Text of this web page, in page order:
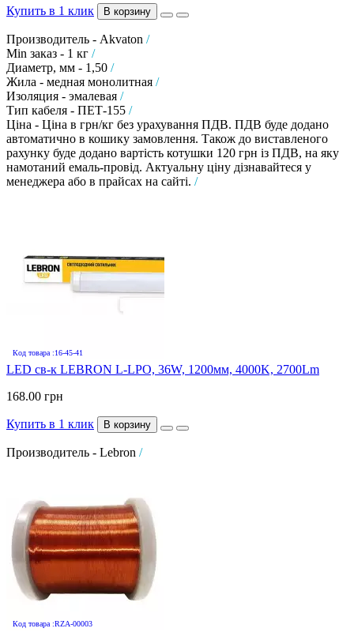
Купить в 1 клик В корзину
Производитель - Akvaton /
Min заказ - 1 кг /
Диаметр, мм - 1,50 /
Жила - медная монолитная /
Изоляция - эмалевая /
Тип кабеля - ПЕТ-155 /
Ціна - Ціна в грн/кг без урахування ПДВ. ПДВ буде додано
автоматично в кошику замовлення. Також до виставленого
рахунку буде додано вартість котушки 120 грн із ПДВ, на яку
намотаний емаль-провід. Актуальну ціну дізнавайтеся у
менеджера або в прайсах на сайті. /
Код товара :16-45-41
LED св-к LEBRON L-LPO, 36W, 1200мм, 4000K, 2700Lm
168.00 грн
Купить в 1 клик В корзину
Производитель - Lebron /
Код товара :RZA-00003